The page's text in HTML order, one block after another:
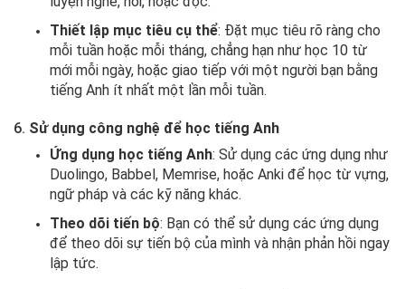
Thiết lập mục tiêu cụ thể: Đặt mục tiêu rõ ràng cho
mỗi tuần hoặc mỗi tháng, chẳng hạn như học 10 từ
mới mỗi ngày, hoặc giao tiếp với một người bạn bằng
tiếng Anh ít nhất một lần mỗi tuần.
6. Sử dụng công nghệ để học tiếng Anh
Ứng dụng học tiếng Anh: Sử dụng các ứng dụng như
Duolingo, Babbel, Memrise, hoặc Anki để học từ vựng,
ngữ pháp và các kỹ năng khác.
Theo dõi tiến bộ: Bạn có thể sử dụng các ứng dụng
để theo dõi sự tiến bộ của mình và nhận phản hồi ngay
lập tức.